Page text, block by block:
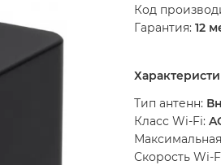
Код
Гарантия: 12
Тип антенн:
Класс Wi-Fi:
Скорость Wi-